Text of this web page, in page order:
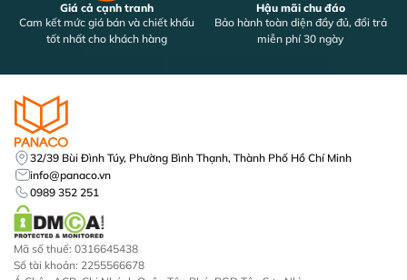
Giá cả cạnh tranh
Cam kết mức giá bán và chiết khấu
tốt nhất cho khách hàng
Hậu mãi chu đáo
Bảo hành toàn diện đầy đủ, đổi trả
miễn phí 30 ngày
32/39 Bùi Đình Túy, Phường Bình Thạnh, Thành Phố Hồ Chí Minh
info@panaco.vn
0989 352 251
Mã số thuế: 0316645438
Số tài khoản: 2255566678